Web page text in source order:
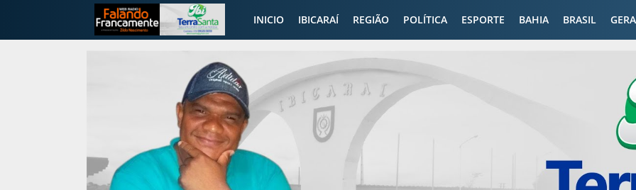
INICIO IBICARAÍ REGIÃO POLÍTICA ESPORTE BAHIA BRASIL